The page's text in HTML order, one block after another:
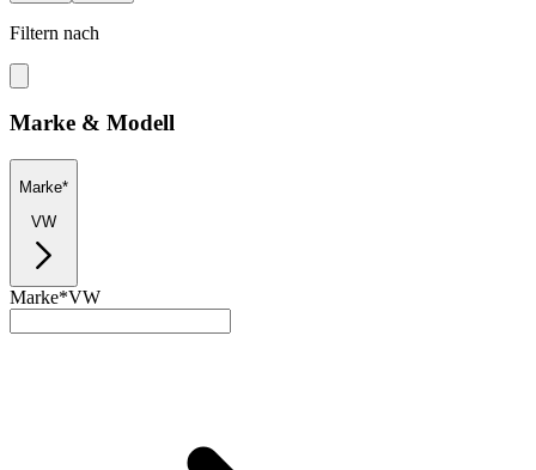
Filtern nach
Marke & Modell
Marke*
VW
Marke*VW